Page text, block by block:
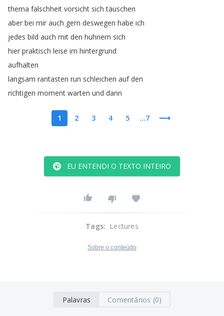
thema falschheit vorsicht sich täuschen
aber bei mir auch gern deswegen habe ich
jedes bild auch mit den hühnern sich
hier praktisch leise im hintergrund
aufhalten
langsam rantasten run schleichen auf den
richtigen moment warten und dann
1 2 3 4 5 ...7
EU ENTENDI O TEXTO INTEIRO
Tags: Lectures
Sobre o conteúdo
Palavras Comentários (0)